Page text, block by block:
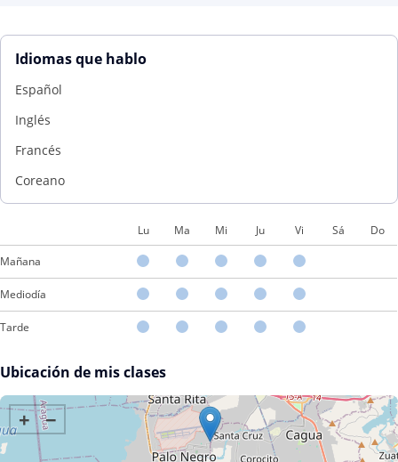
Idiomas que hablo
Español
Inglés
Francés
Coreano
Lu Ma Mi Ju Vi Sá Do
Mañana
Mediodía
Tarde
Ubicación de mis clases
+ −